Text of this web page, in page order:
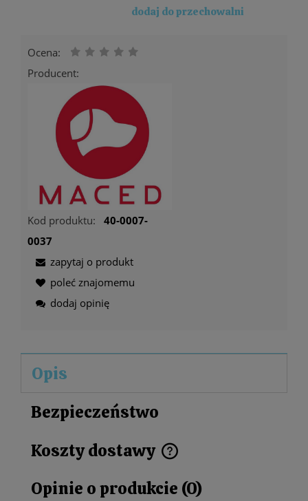
dodaj do przechowalni
Ocena:
Producent:
Kod produktu:
40-0007-
0037
zapytaj o produkt
poleć znajomemu
dodaj opinię
Opis
Bezpieczeństwo
Koszty dostawy
Cena nie zawiera ewentualnych kosztów płatności
Opinie o produkcie (0)